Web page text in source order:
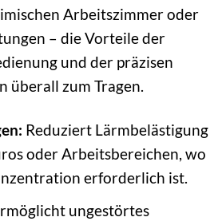
Arbeitszimmer oder
– die Vorteile der
und der präzisen
überall zum Tragen.
Reduziert Lärmbelästigung
oder Arbeitsbereichen, wo
erforderlich ist.
ungestörtes